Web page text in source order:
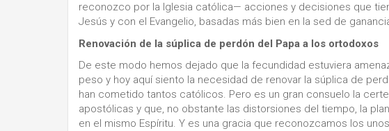
reconozco por la Iglesia católica— acciones y decisiones que
Jesús y con el Evangelio, basadas más bien en la sed de
Renovación de la súplica de perdón del Papa a los ortodoxos
De este modo hemos dejado que la fecundidad estuviera
peso y hoy aquí siento la necesidad de renovar la súplica de
han cometido tantos católicos. Pero es un gran consuelo la
apostólicas y que, no obstante las distorsiones del tiempo, la
en el mismo Espíritu. Y es una gracia que reconozcamos los